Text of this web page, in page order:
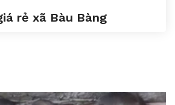
rẻ xã Bàu Bàng